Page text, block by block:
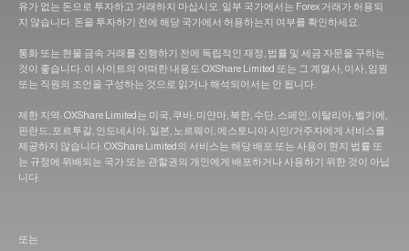
유가 없는 돈으로 투자하고 거래하지 마십시오. 일부 국가에서는 Forex 거래가 허용되
지 않습니다. 돈을 투자하기 전에 해당 국가에서 허용하는지 여부를 확인하세요.
통화 또는 현물 금속 거래를 진행하기 전에 독립적인 재정, 법률 및 세금 자문을 구하는
것이 좋습니다. 이 사이트의 어떠한 내용도 OXShare Limited 또는 그 계열사, 이사, 임원
또는 직원의 조언을 구성하는 것으로 읽거나 해석되어서는 안 됩니다.
제한 지역: OXShare Limited는 미국, 쿠바, 미얀마, 북한, 수단, 스페인, 이탈리아, 벨기에,
핀란드, 포르투갈, 인도네시아, 일본, 노르웨이, 에스토니아 시민/거주자에게 서비스를
제공하지 않습니다. OXShare Limited의 서비스는 해당 배포 또는 사용이 현지 법률 또
는 규정에 위배되는 국가 또는 관할권의 개인에게 배포하거나 사용하기 위한 것이 아닙
니다.
또는